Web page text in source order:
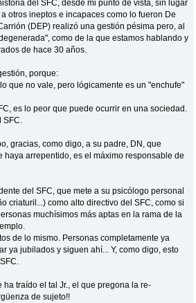
del SFC, desde mi punto de vista, sin lugar
otros ineptos e incapaces como lo fueron De
(DEP) realizó una gestión pésima pero, al
como de la que estamos hablando y
de hace 30 años.
porque:
que no vale, pero lógicamente es un "enchufe"
es lo peor que puede ocurrir en una sociedad.
SFC.
gracias, como digo, a su padre, DN, que
haya arrepentido, es el máximo responsable de
del SFC, que mete a su psicólogo personal
criaturil...) como alto directivo del SFC, como si
muchísimos más aptas en la rama de la
de lo mismo. Personas completamente ya
ya jubilados y siguen ahí... Y, como digo, esto
ha traído el tal Jr., el que pregona la re-
de sujeto!!